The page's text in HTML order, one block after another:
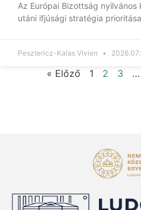
Az Európai Bizottság
utáni ifjúsági stratégia
Pesztericz-Kalas Vivien
« Előző 1 2 3 …